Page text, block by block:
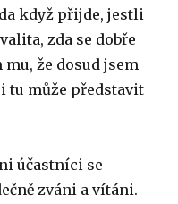
když přijde, jestli
zda se dobře
že dosud jsem
tu může představit
účastníci se
zváni a vítáni.